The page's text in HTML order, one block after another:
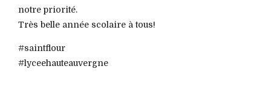
notre priorité.
Très belle année scolaire à tous!
#saintflour
#lyceehauteauvergne